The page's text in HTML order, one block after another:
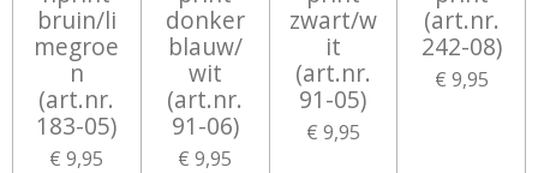
bruin/li
megroe
n
(art.nr.
183-05)
€ 9,95
donker
blauw/
wit
(art.nr.
91-06)
€ 9,95
zwart/w
it
(art.nr.
91-05)
€ 9,95
(art.nr.
242-08)
€ 9,95